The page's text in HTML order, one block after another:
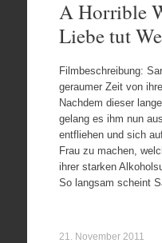
A Horrible
Liebe tut
Filmbeschreibung:
geraumer Zeit von
Nachdem dieser
gelang es ihm nun
entfliehen und sich
Frau zu machen,
ihrer starken
So langsam scheint
21. November 2011